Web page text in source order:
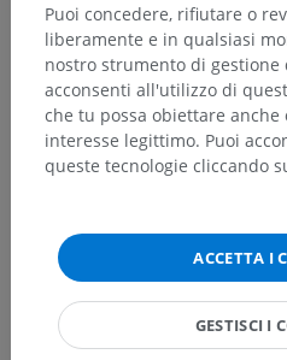
Puoi concedere, rifiutare o
liberamente e in qualsiasi
nostro strumento di gestione
acconsenti all'utilizzo di
che tu possa obiettare anche
interesse legittimo. Puoi
queste tecnologie cliccando
ACCETTA I
GESTISCI I